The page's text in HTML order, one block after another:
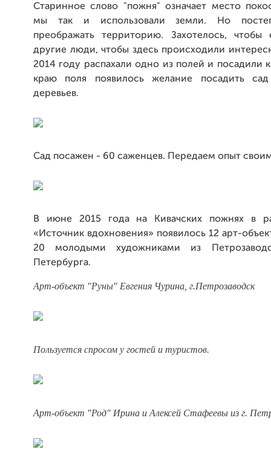
Старинное слово "пожня" означает место
мы так и использовали земли. Но
преображать территорию. Захотелось,
другие люди, чтобы здесь происходили
2014 году распахали одно из полей и посадили
краю поля появилось желание посадить
деревьев.
Сад посажен - 60 саженцев. Передаем опыт
В июне 2015 года на Кивачских пожнях в
«Источник вдохновения» появилось 12 арт-
20 молодыми художниками из
Петербурга.
Арт-объект "Руны" Евгения Чурина, г.Петрозаводск
Пользуется спросом у гостей и туристов.
Арт-объект "Род" Ирина и Алексей Стафеевы из г.